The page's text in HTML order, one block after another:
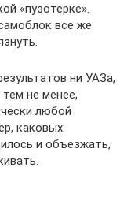
«пузотерке».
все же
ни УАЗа,
не менее,
любой
каковых
и объезжать,